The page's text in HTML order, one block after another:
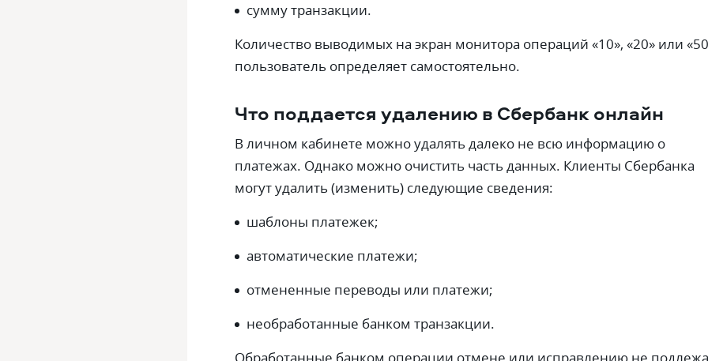
сумму транзакции.
Количество выводимых на экран монитора операций «10», «20» или
пользователь определяет самостоятельно.
Что поддается удалению в Сбербанк онлайн
В личном кабинете можно удалять далеко не всю информацию о
платежах. Однако можно очистить часть данных. Клиенты Сбербанка
могут удалить (изменить) следующие сведения:
шаблоны платежек;
автоматические платежи;
отмененные переводы или платежи;
необработанные банком транзакции.